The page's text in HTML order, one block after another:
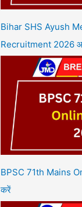
Bihar SHS Ayush
Recruitment 2026
BPSC 71th Mains
करें